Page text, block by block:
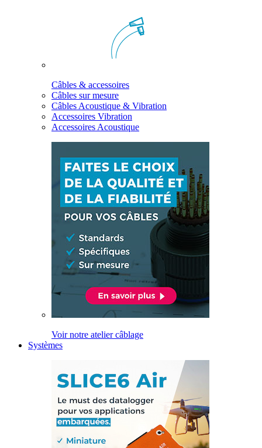
Câbles & accessoires
Câbles sur mesure
Câbles Acoustique & Vibration
Accessoires Vibration
Accessoires Acoustique
Voir notre atelier câblage
Systèmes